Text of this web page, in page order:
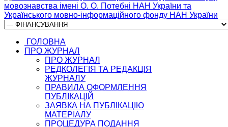
ГОЛОВНА
ПРО ЖУРНАЛ
ПРО ЖУРНАЛ
РЕДКОЛЕГІЯ ТА РЕДАКЦІЯ
ЖУРНАЛУ
ПРАВИЛА ОФОРМЛЕННЯ
ПУБЛІКАЦІЙ
ЗАЯВКА НА ПУБЛІКАЦІЮ
МАТЕРІАЛУ
ПРОЦЕДУРА ПОДАННЯ